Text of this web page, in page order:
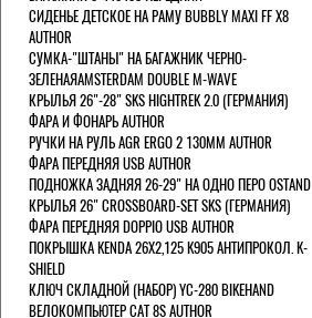
СИДЕНЬЕ ДЕТСКОЕ НА РАМУ BUBBLY MAXI FF X8
AUTHOR
СУМКА-"ШТАНЫ" НА БАГАЖНИК ЧЕРНО-
ЗЕЛЕНАЯAMSTERDAM DOUBLE M-WAVE
КРЫЛЬЯ 26"-28" SKS HIGHTREK 2.0 (ГЕРМАНИЯ)
ФАРА И ФОНАРЬ AUTHOR
РУЧКИ НА РУЛЬ AGR ERGO 2 130ММ AUTHOR
ФАРА ПЕРЕДНЯЯ USB AUTHOR
ПОДНОЖКА ЗАДНЯЯ 26-29" НА ОДНО ПЕРО OSTAND
КРЫЛЬЯ 26" CROSSBOARD-SET SKS (ГЕРМАНИЯ)
ФАРА ПЕРЕДНЯЯ DOPPIO USB AUTHOR
ПОКРЫШКА KENDA 26Х2,125 K905 АНТИПРОКОЛ. K-
SHIELD
КЛЮЧ СКЛАДНОЙ (НАБОР) YC-280 BIKEHAND
ВЕЛОКОМПЬЮТЕР CAT 8S AUTHOR